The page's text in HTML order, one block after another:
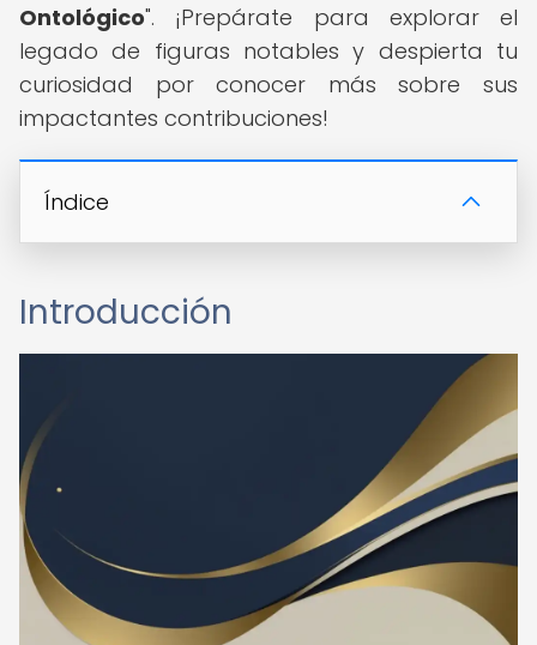
Ontológico". ¡Prepárate para explorar el
legado de figuras notables y despierta tu
curiosidad por conocer más sobre sus
impactantes contribuciones!
Índice
Introducción